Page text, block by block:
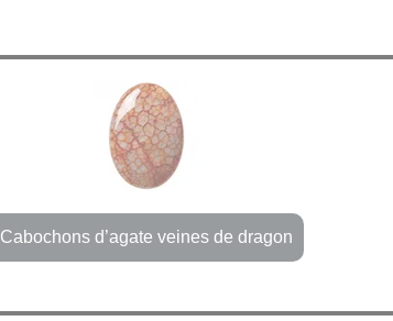
Cabochons d’agate veines de dragon